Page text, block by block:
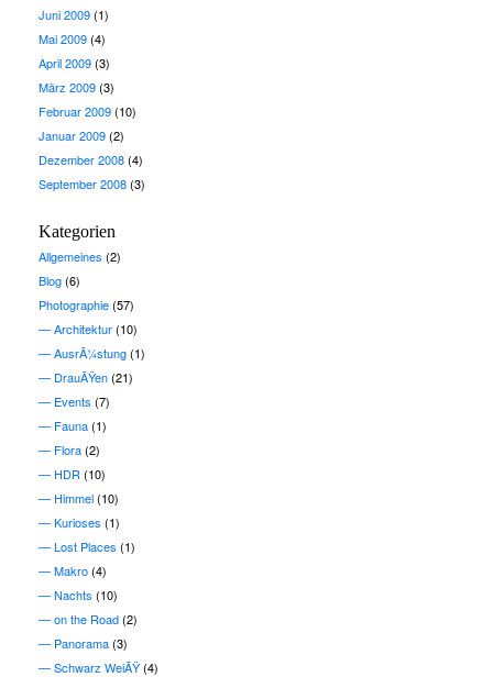
Juni 2009(1)
Mai 2009(4)
April 2009(3)
März 2009(3)
Februar 2009(10)
Januar 2009(2)
Dezember 2008(4)
September 2008(3)
Kategorien
Allgemeines (2)
Blog(6)
Photographie(57)
Architektur(10)
AusrÃ¼stung(1)
DrauÃŸen(21)
Events (7)
Fauna(1)
Flora(2)
HDR (10)
Himmel(10)
Kurioses (1)
Lost Places (1)
Makro(4)
Nachts (10)
on the Road(2)
Panorama(3)
Schwarz WeiÃŸ(4)